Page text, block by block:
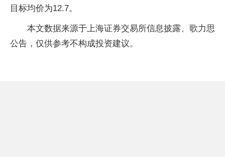
目标均价为12.7。
本文数据来源于上海证券交易所信息披露、歌力思
公告，仅供参考不构成投资建议。